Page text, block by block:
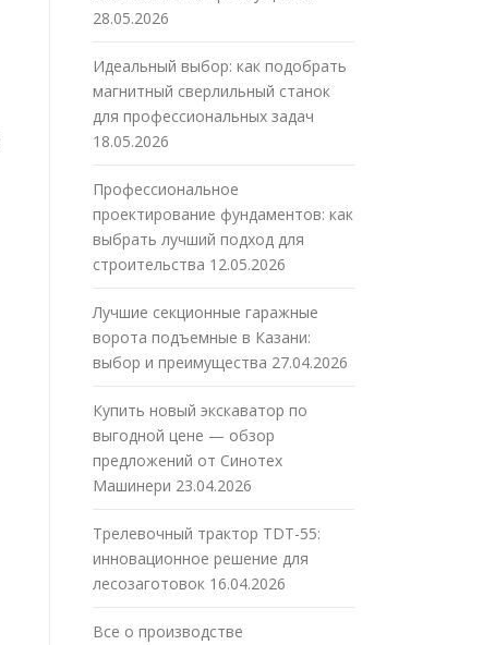
28.05.2026
Идеальный выбор: как подобрать
магнитный сверлильный станок
для профессиональных задач
18.05.2026
Профессиональное
проектирование фундаментов: как
выбрать лучший подход для
строительства 12.05.2026
Лучшие секционные гаражные
ворота подъемные в Казани:
выбор и преимущества 27.04.2026
Купить новый экскаватор по
выгодной цене — обзор
предложений от Синотех
Машинери 23.04.2026
Трелевочный трактор TDT-55:
инновационное решение для
лесозаготовок 16.04.2026
Все о производстве